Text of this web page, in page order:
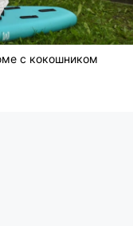
с кокошником